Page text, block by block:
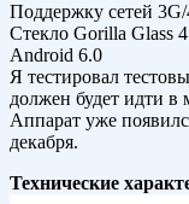
Поддержку сетей
Стекло Gorilla Glass
Android 6.0
Я тестировал
должен будет идти в
Аппарат уже
декабря.
Технические